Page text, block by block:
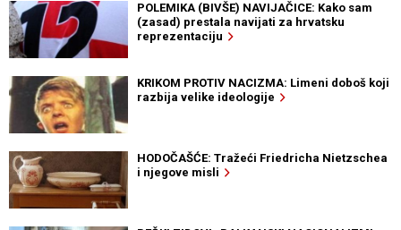
POLEMIKA (BIVŠE) NAVIJAČICE: Kako sam
(zasad) prestala navijati za hrvatsku
reprezentaciju
KRIKOM PROTIV NACIZMA: Limeni doboš koji
razbija velike ideologije
HODOČAŠĆE: Tražeći Friedricha Nietzschea
i njegove misli